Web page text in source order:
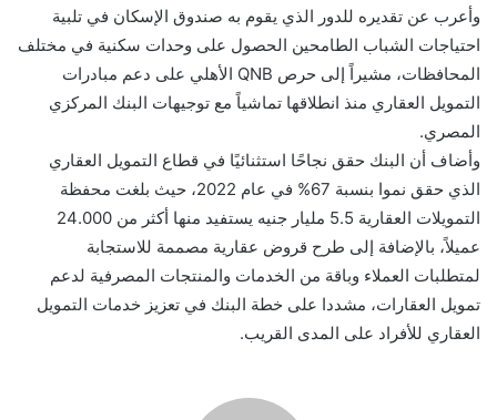
وأعرب عن تقديره للدور الذي يقوم به صندوق الإسكان في تلبية
احتياجات الشباب الطامحين الحصول على وحدات سكنية في مختلف
المحافظات، مشيراً إلى حرص QNB الأهلي على دعم مبادرات
التمويل العقاري منذ انطلاقها تماشياً مع توجيهات البنك المركزي
المصري.
وأضاف أن البنك حقق نجاحًا استثنائيًا في قطاع التمويل العقاري
الذي حقق نموا بنسبة 67% في عام 2022، حيث بلغت محفظة
التمويلات العقارية 5.5 مليار جنيه يستفيد منها أكثر من 24.000
عميلاً، بالإضافة إلى طرح قروض عقارية مصممة للاستجابة
لمتطلبات العملاء وباقة من الخدمات والمنتجات المصرفية لدعم
تمويل العقارات، مشددا على خطة البنك في تعزيز خدمات التمويل
العقاري للأفراد على المدى القريب.